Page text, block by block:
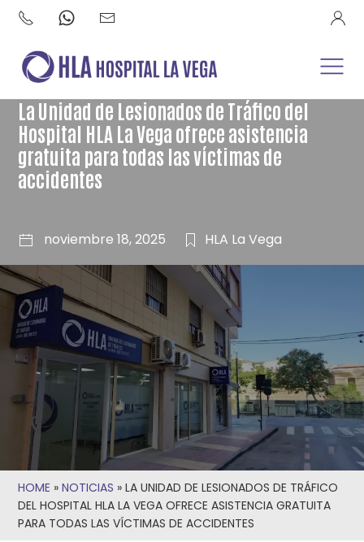
La Unidad de Lesionados de Tráfico del
Hospital HLA La Vega ofrece asistencia
gratuita para todas las víctimas de
accidentes
noviembre 18, 2025 HLA La Vega
HOME »NOTICIAS »LA UNIDAD DE LESIONADOS DE TRÁFICO
DEL HOSPITAL HLA LA VEGA OFRECE ASISTENCIA GRATUITA
PARA TODAS LAS VÍCTIMAS DE ACCIDENTES